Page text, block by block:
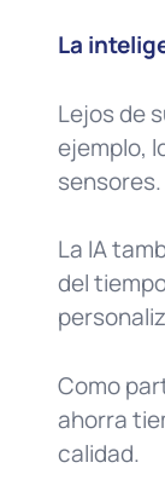
La
Lejos de
ejemplo,
La IA
del
Como
ahorra
calidad.